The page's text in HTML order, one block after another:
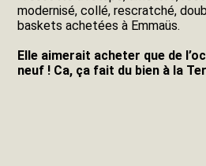
modernisé, collé, rescratché,
baskets achetées à Emmaüs.
Elle aimerait acheter que de
neuf ! Ca, ça fait du bien à la